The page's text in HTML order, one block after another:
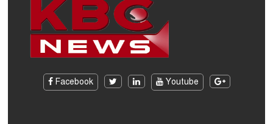
মরিশাসে খুলছে বাংলাদেশের
শ্রমবাজার! দ্রুত সমঝোতা স্বাক্ষর
জাতীয় নির্বাচনে দলীয় নির্দেশনা
Facebook Youtube